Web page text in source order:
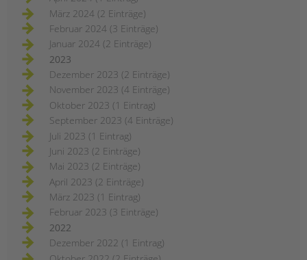
März 2024 (2 Einträge)
Februar 2024 (3 Einträge)
Januar 2024 (2 Einträge)
2023
Dezember 2023 (2 Einträge)
November 2023 (4 Einträge)
Oktober 2023 (1 Eintrag)
September 2023 (4 Einträge)
Juli 2023 (1 Eintrag)
Juni 2023 (2 Einträge)
Mai 2023 (2 Einträge)
April 2023 (2 Einträge)
März 2023 (1 Eintrag)
Februar 2023 (3 Einträge)
2022
Dezember 2022 (1 Eintrag)